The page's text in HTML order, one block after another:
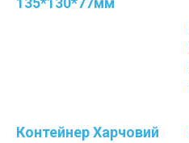
Контейнер Харчовий